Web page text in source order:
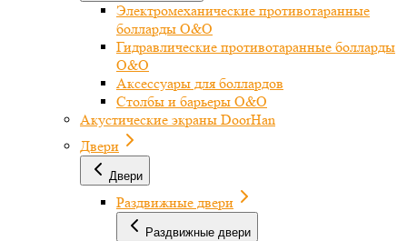
Электромеханические противотаранные
болларды O&O
Гидравлические противотаранные болларды
O&O
Аксессуары для боллардов
Столбы и барьеры O&O
Акустические экраны DoorHan
Двери
Двери
Раздвижные двери
Раздвижные двери